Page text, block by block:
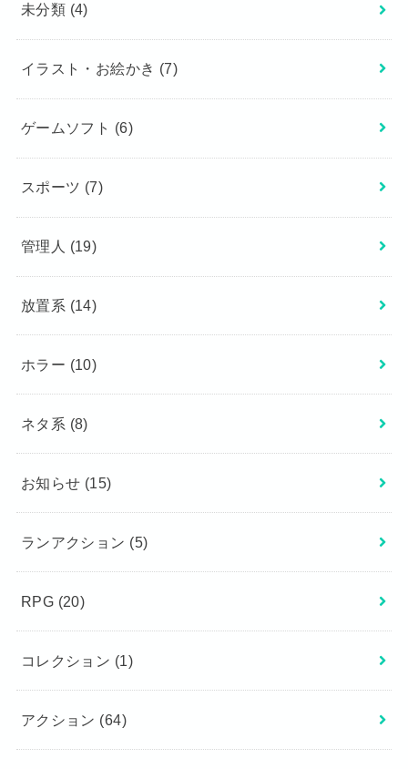
未分類 (4)
イラスト・お絵かき (7)
ゲームソフト (6)
スポーツ (7)
管理人 (19)
放置系 (14)
ホラー (10)
ネタ系 (8)
お知らせ (15)
ランアクション (5)
RPG (20)
コレクション (1)
アクション (64)